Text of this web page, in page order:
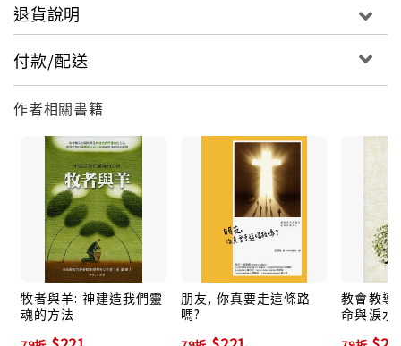
願你的旨意在地上成就，就像在天上成就一樣：神的旨
意成就在天上的樣式是沒有任何受造物的悖逆，只有人
完全的順服和愛。我們在祈願時也獻上自己，成為成就
神旨意的器皿。
求你今天賜給我們日用的飲食：神願意賜我們滿足的生
活條件，所以我們可以祈求神的供應。同時，我們也關
心缺乏的人。
饒恕我們的罪：神的饒恕是永遠的饒恕，但在時間過程
中人仍犯罪，所以我們祈求神讓我們再次經驗到蒙饒恕
的喜悅。
退貨說明
付款/配送
作者相關書籍
牧者與羊: 神建造我們靈
魂的方法
朋友, 你真要走這條路
嗎?
教會教導
命與淚水